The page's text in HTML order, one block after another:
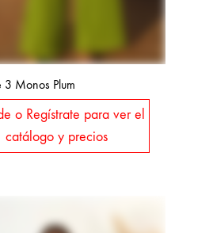
3 Monos Plum
o Regístrate para ver el
catálogo y precios